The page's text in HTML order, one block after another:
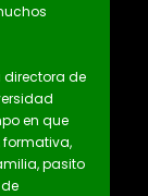
directora de
en que
formativa,
pasito